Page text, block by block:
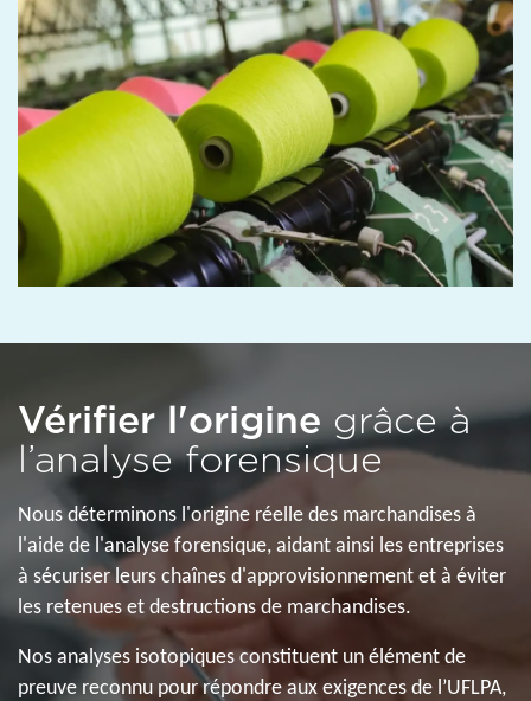
Vérifier l'originegrâce à
l’analyse forensique
Nous déterminons l'origine réelle des marchandises à
l'aide de l'analyse forensique, aidant ainsi les entreprises
à sécuriser leurs chaînes d'approvisionnement et à éviter
les retenues et destructions de marchandises.
Nos analyses isotopiques constituent un élément de
preuve reconnu pour répondre aux exigences de l’UFLPA,